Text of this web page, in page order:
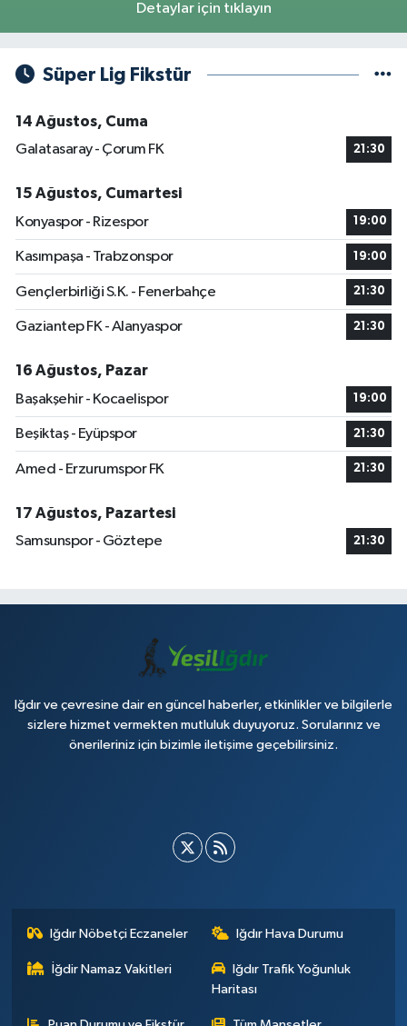
Detaylar için tıklayın
Süper Lig Fikstür
14 Ağustos, Cuma
Galatasaray - Çorum FK
21:30
15 Ağustos, Cumartesi
Konyaspor - Rizespor
19:00
Kasımpaşa - Trabzonspor 19:00
Gençlerbirliği S.K. - Fenerbahçe 21:30
Gaziantep FK - Alanyaspor 21:30
16 Ağustos, Pazar
Başakşehir - Kocaelispor
19:00
Beşiktaş - Eyüpspor 21:30
Amed - Erzurumspor FK 21:30
17 Ağustos, Pazartesi
Samsunspor - Göztepe
21:30
Iğdır ve çevresine dair en güncel haberler, etkinlikler ve bilgilerle
sizlere hizmet vermekten mutluluk duyuyoruz. Sorularınız ve
önerileriniz için bizimle iletişime geçebilirsiniz.
Iğdır Nöbetçi Eczaneler Iğdır Hava Durumu
İğdir Namaz Vakitleri
Iğdır Trafik Yoğunluk
Haritası